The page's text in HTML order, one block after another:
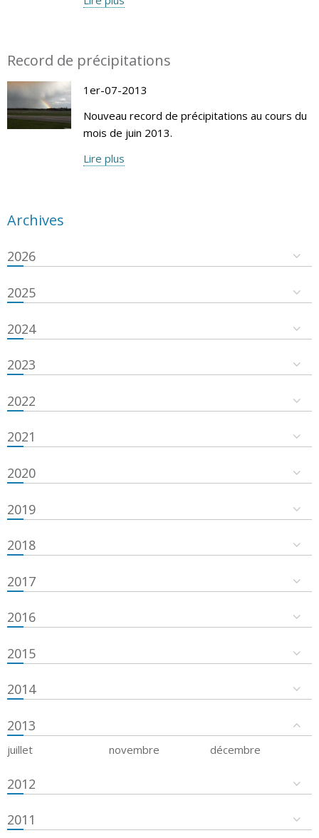
Record de précipitations
1er-07-2013
Nouveau record de précipitations au cours du
mois de juin 2013.
Lire plus
Archives
2026
2025
2024
2023
2022
2021
2020
2019
2018
2017
2016
2015
2014
2013
juillet novembre décembre
2012
2011